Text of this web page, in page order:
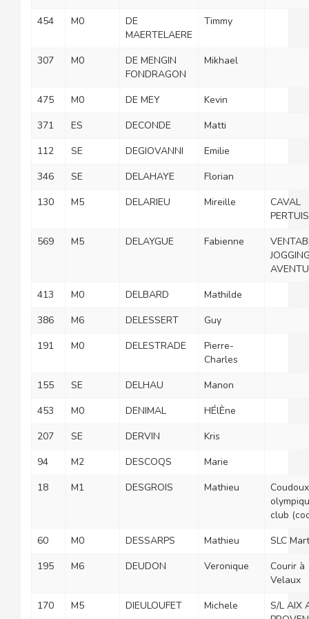
454
M0
DE
MAERTELAERE
Timmy
307 M0
DE MENGIN
FONDRAGON
Mikhael
475 M0 DE MEY
Kevin
371
ES DECONDE
Matti
112
SE DEGIOVANNI
Emilie
346
SE DELAHAYE
Florian
130
M5 DELARIEU Mireille
CAVAL
PERTUIS
569
M5 DELAYGUE Fabienne
413
M0 DELBARD
Mathilde
386
M6 DELESSERT
Guy
191
M0 DELESTRADE
Pierre-
Charles
155
SE DELHAU
Manon
453
M0 DENIMAL
HÉlÈne
207
SE DERVIN
Kris
94
M2 DESCOQS
Marie
18
M1 DESGROIS Mathieu
Coudoux
club
60
M0 DESSARPS Mathieu
SLC
195
M6 DEUDON Veronique
Courir à
Velaux
170
M5 DIEULOUFET Michele
S/L AIX